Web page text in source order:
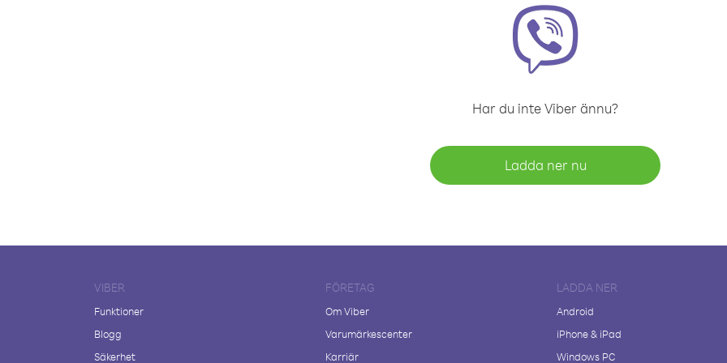
Har du inte Viber ännu?
Ladda ner nu
VIBER
Funktioner
Blogg
Säkerhet
FÖRETAG
Om Viber
Varumärkescenter
Karriär
LADDA NER
Android
iPhone & iPad
Windows PC